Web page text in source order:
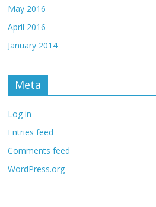
May 2016
April 2016
January 2014
Meta
Log in
Entries feed
Comments feed
WordPress.org